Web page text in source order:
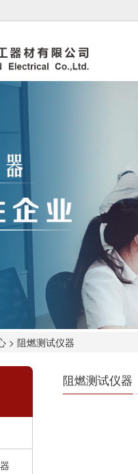
> 阻燃测试仪器
阻燃测试仪器